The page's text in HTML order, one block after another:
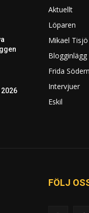
Aktuellt
Löparen
Mikael Tisjö
Blogginlägg
Frida
Intervjuer
Eskil
FÖLJ